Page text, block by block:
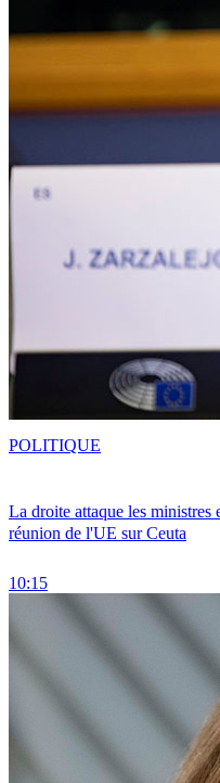
La droite attaque les ministres
réunion de l'UE sur Ceuta
10:15
POLITIQUE